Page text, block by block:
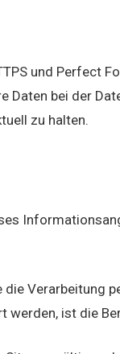
und Perfect
bei der
zu halten.
Verarbeitung
ist die